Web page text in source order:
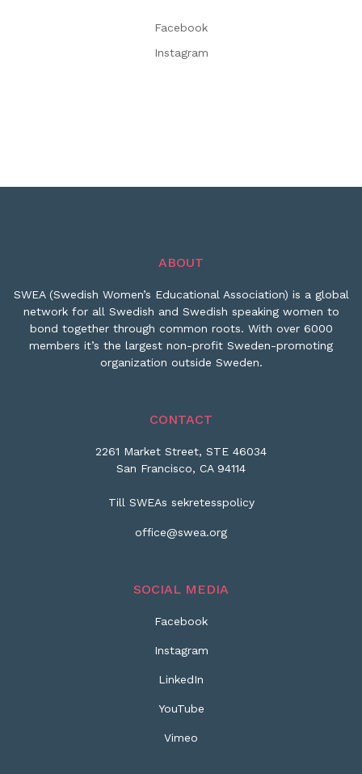
Facebook
Instagram
ABOUT
SWEA (Swedish Women’s Educational Association) is a global
network for all Swedish and Swedish speaking women to
bond together through common roots. With over 6000
members it’s the largest non-profit Sweden-promoting
organization outside Sweden.
CONTACT
2261 Market Street, STE 46034
San Francisco, CA 94114
Till SWEAs sekretesspolicy
office@swea.org
SOCIAL MEDIA
Facebook
Instagram
LinkedIn
YouTube
Vimeo